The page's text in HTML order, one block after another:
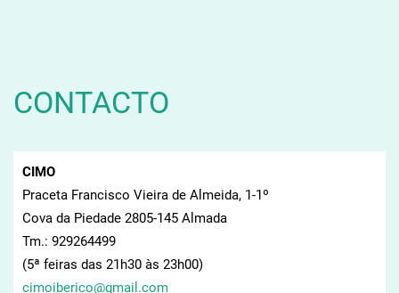
CONTACTO
CIMO
Praceta Francisco Vieira de Almeida, 1-1º
Cova da Piedade 2805-145 Almada
Tm.: 929264499
(5ª feiras das 21h30 às 23h00)
cimoiberico@gmai l.com